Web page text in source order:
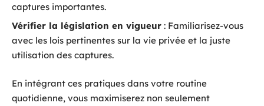
captures importantes.
Vérifier la législation en vigueur : Familiarisez-vous
avec les lois pertinentes sur la vie privée et la juste
utilisation des captures.
En intégrant ces pratiques dans votre routine
quotidienne, vous maximiserez non seulement